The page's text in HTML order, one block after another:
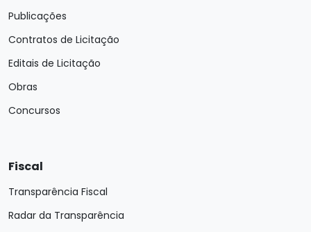
Publicações
Contratos de Licitação
Editais de Licitação
Obras
Concursos
Fiscal
Transparência Fiscal
Radar da Transparência